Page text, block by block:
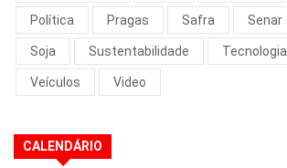
Política Pragas Safra Senar
Soja Sustentabilidade Tecnologia
Veículos Video
CALENDÁRIO